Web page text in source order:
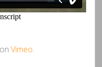
onVimeo.